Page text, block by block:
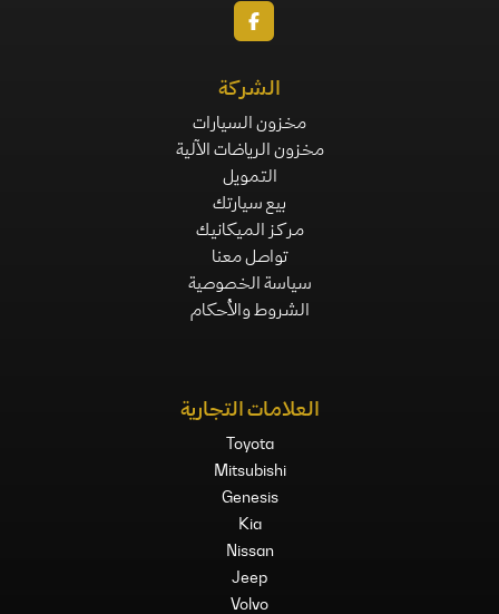
الشركة
مخزون السيارات
مخزون الرياضات الآلية
التمويل
بيع سيارتك
مركز الميكانيك
تواصل معنا
سياسة الخصوصية
الشروط والأحكام
العلامات التجارية
Toyota
Mitsubishi
Genesis
Kia
Nissan
Jeep
Volvo